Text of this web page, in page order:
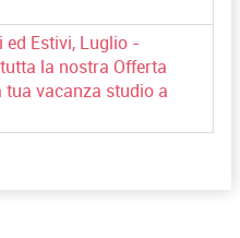
Estivi, Luglio -
la nostra Offerta
vacanza studio a